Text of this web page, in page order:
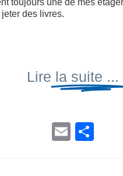
toujours une de mes
des livres.
Lire la suite ...
E